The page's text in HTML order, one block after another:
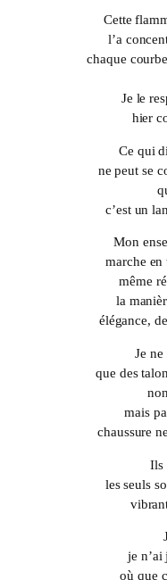
Cette
l’a
chaque
Je le
hier
Ce qui
ne peut se
c’est un
Mon
marche en
même
la
élégance,
Je ne
que des
mais
chaussure
Ils
les seuls
je n’ai
où que